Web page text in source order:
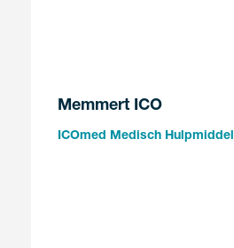
Memmert ICO
ICOmed Medisch Hulpmiddel